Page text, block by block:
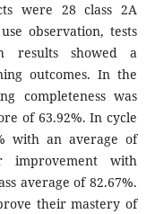
were 28 class 2A
observation, tests
results showed a
outcomes. In the
completeness was
of 63.92%. In cycle
with an average of
improvement with
average of 82.67%.
their mastery of